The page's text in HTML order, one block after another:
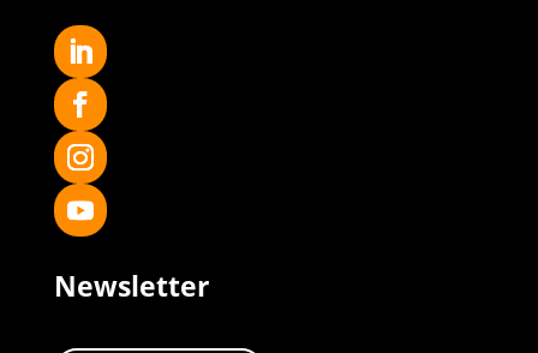
Newsletter